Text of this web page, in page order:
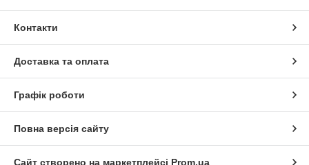
Контакти
Доставка та оплата
Графік роботи
Повна версія сайту
Сайт створено на маркетплейсі Prom.ua